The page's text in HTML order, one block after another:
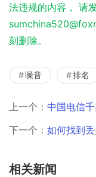
法违规的内容， 请
刻删除。
噪音 排名
上一个： 中国电信千兆宽
下一个： 如何找到丢失
相关新闻